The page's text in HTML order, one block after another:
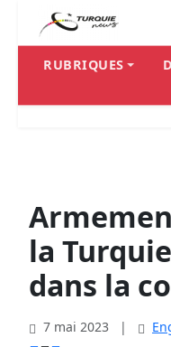
RUBRIQUES
la
dans la
7 mai 2023 |